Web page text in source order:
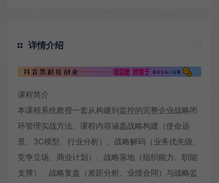
详情介绍
课程简介
本课程系统教授一套从构建到监控的完整企业战略闭
环管理实战方法。课程内容涵盖战略构建（使命远
景、3C模型、行业分析）、战略解码（业务优先级、
竞争立场、商业计划）、战略落地（组织能力、职能
支撑）、战略复盘（差距分析、业绩合同）与战略监